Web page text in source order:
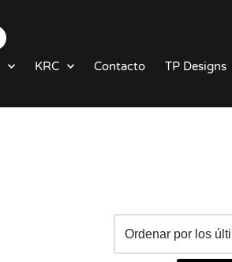
KRC Contacto TP Designs